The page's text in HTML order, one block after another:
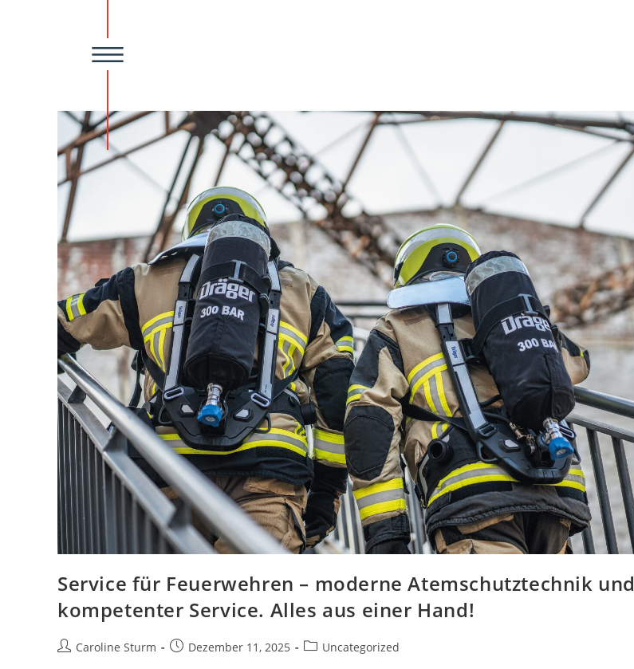
Team Über Uns Downloads Karriere
VERTRIEB
Partner News
DIENSTLEISTUNGEN
AUSBILDUNG & TRAINING
Termine Impressionen
ONLINE-SHOP
KONTAKT
Service für Feuerwehren – moderne Atemschutztechnik und
kompetenter Service. Alles aus einer Hand!
Caroline Sturm Dezember 11, 2025 Uncategorized